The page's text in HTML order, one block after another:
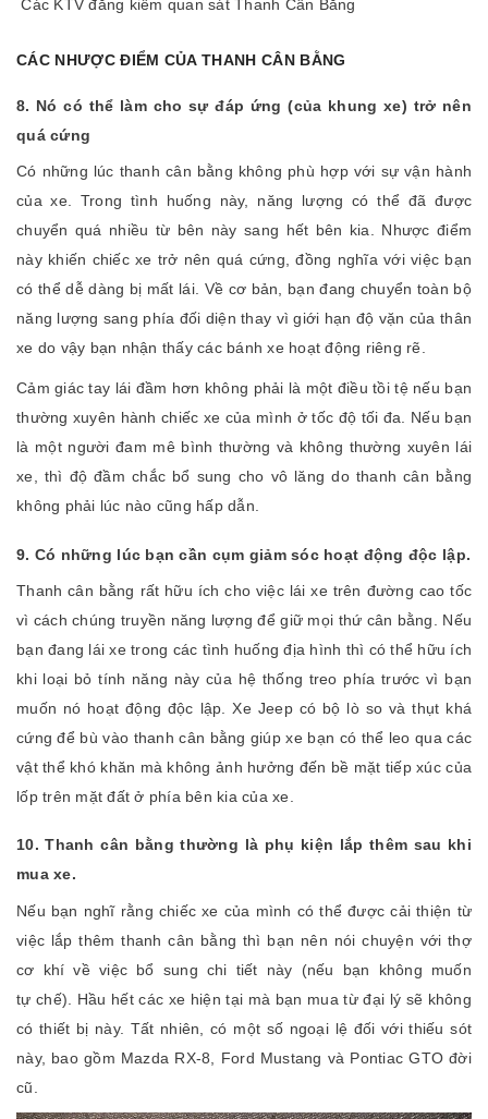
Các KTV đăng kiểm quan sát Thanh Cân Bằng
CÁC NHƯỢC ĐIỂM CỦA THANH CÂN BẰNG
8. Nó có thể làm cho sự đáp ứng (của khung xe) trở nên
quá cứng
Có những lúc thanh cân bằng không phù hợp với sự vận hành
của xe. Trong tình huống này, năng lượng có thể đã được
chuyển quá nhiều từ bên này sang hết bên kia. Nhược điểm
này khiến chiếc xe trở nên quá cứng, đồng nghĩa với việc bạn
có thể dễ dàng bị mất lái. Về cơ bản, bạn đang chuyển toàn bộ
năng lượng sang phía đối diện thay vì giới hạn độ vặn của thân
xe do vậy bạn nhận thấy các bánh xe hoạt động riêng rẽ.
Cảm giác tay lái đầm hơn không phải là một điều tồi tệ nếu bạn
thường xuyên hành chiếc xe của mình ở tốc độ tối đa. Nếu bạn
là một người đam mê bình thường và không thường xuyên lái
xe, thì độ đầm chắc bổ sung cho vô lăng do thanh cân bằng
không phải lúc nào cũng hấp dẫn.
9. Có những lúc bạn cần cụm giảm sóc hoạt động độc lập.
Thanh cân bằng rất hữu ích cho việc lái xe trên đường cao tốc
vì cách chúng truyền năng lượng để giữ mọi thứ cân bằng. Nếu
bạn đang lái xe trong các tình huống địa hình thì có thể hữu ích
khi loại bỏ tính năng này của hệ thống treo phía trước vì bạn
muốn nó hoạt động độc lập. Xe Jeep có bộ lò so và thụt khá
cứng để bù vào thanh cân bằng giúp xe bạn có thể leo qua các
vật thể khó khăn mà không ảnh hưởng đến bề mặt tiếp xúc của
lốp trên mặt đất ở phía bên kia của xe.
10. Thanh cân bằng thường là phụ kiện lắp thêm sau khi
mua xe.
Nếu bạn nghĩ rằng chiếc xe của mình có thể được cải thiện từ
việc lắp thêm thanh cân bằng thì bạn nên nói chuyện với thợ
cơ khí về việc bổ sung chi tiết này (nếu bạn không muốn
tự chế). Hầu hết các xe hiện tại mà bạn mua từ đại lý sẽ không
có thiết bị này. Tất nhiên, có một số ngoại lệ đối với thiếu sót
này, bao gồm Mazda RX-8, Ford Mustang và Pontiac GTO đời
cũ.